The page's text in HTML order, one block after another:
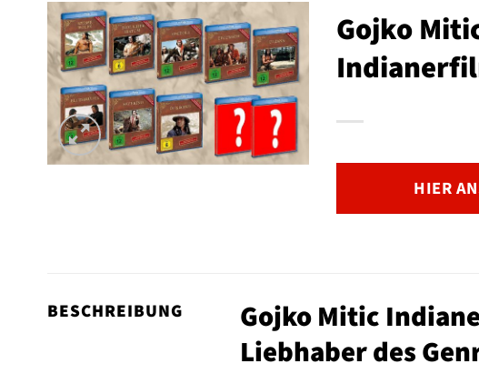
Gojko
HIER
BESCHREIBUNG
Gojko Mitic
Liebhaber des